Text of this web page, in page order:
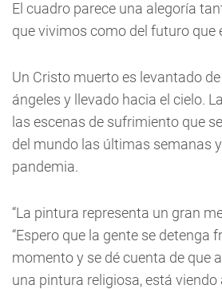
El cuadro parece una alegoría
que vivimos como del futuro que
Un Cristo muerto es levantado
ángeles y llevado hacia el cielo.
las escenas de sufrimiento que
del mundo las últimas semanas
pandemia.
“La pintura representa un gran
“Espero que la gente se detenga
momento y se dé cuenta de que
una pintura religiosa, está